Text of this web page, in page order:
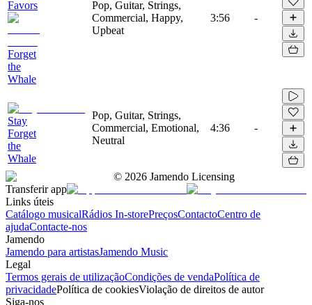
Favors
Forget
the
Whale
Pop, Guitar, Strings,
Commercial, Happy,
Upbeat
3:56 -
Stay
Forget
the
Whale
Pop, Guitar, Strings,
Commercial, Emotional,
Neutral
4:36 -
© 2026 Jamendo Licensing
Transferir app
Links úteis
Catálogo musicalRádios In-storePreçosContactoCentro de
ajudaContacte-nos
Jamendo
Jamendo para artistasJamendo Music
Legal
Termos gerais de utilizaçãoCondições de vendaPolítica de
privacidadePolítica de cookiesViolação de direitos de autor
Siga-nos